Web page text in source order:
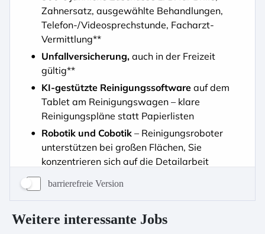
barrierefreie Version
Weitere interessante Jobs